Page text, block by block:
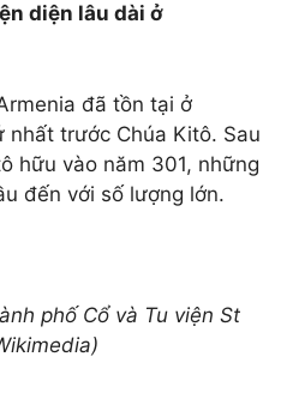
diện lâu dài ở
đã tồn tại ở
trước Chúa Kitô. Sau
hữu vào năm 301, những
đến với số lượng lớn.
phố Cổ và Tu viện St